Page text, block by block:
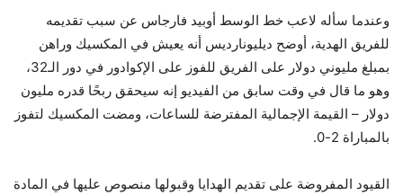
وعندما سأله لاعب خط الوسط أوبيد فارجاس عن سبب تقديمه
للفريق الهدية، أوضح ديليونارديس أنه يعيش في المكسيك وراهن
بمبلغ مليوني دولار على الفريق للفوز على الإكوادور في دور الـ32،
وهو ما قال في وقت سابق من الفيديو إنه سيحقق ربحًا قدره مليون
دولار – القيمة الإجمالية المفترضة للساعات، ومضت المكسيك لتفوز
بالمباراة 2-0.
القيود المفروضة على تقديم الهدايا وقبولها منصوص عليها في المادة